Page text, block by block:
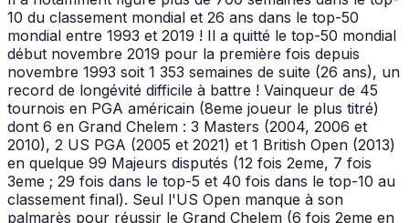
10 du classement mondial et 26 ans dans le top-50
mondial entre 1993 et 2019 ! Il a quitté le top-50 mondial
début novembre 2019 pour la première fois depuis
novembre 1993 soit 1 353 semaines de suite (26 ans), un
record de longévité difficile à battre ! Vainqueur de 45
tournois en PGA américain (8eme joueur le plus titré)
dont 6 en Grand Chelem : 3 Masters (2004, 2006 et
2010), 2 US PGA (2005 et 2021) et 1 British Open (2013)
en quelque 99 Majeurs disputés (12 fois 2eme, 7 fois
3eme ; 29 fois dans le top-5 et 40 fois dans le top-10 au
classement final). Seul l'US Open manque à son
palmarès pour réussir le Grand Chelem (6 fois 2eme en